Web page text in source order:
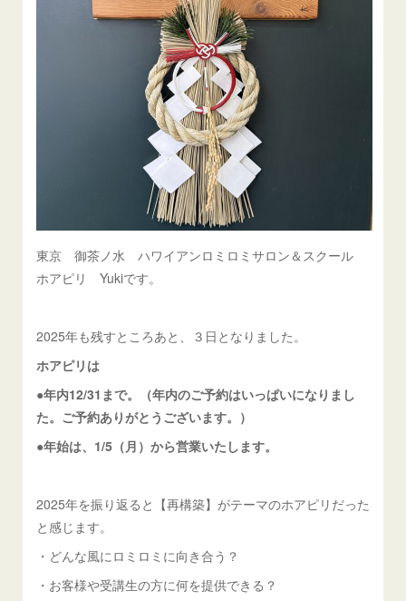
東京 御茶ノ水 ハワイアンロミロミサロン＆スクール
ホアピリ Yukiです。
2025年も残すところあと、３日となりました。
ホアピリは
●年内12/31まで。（年内のご予約はいっぱいになりまし
た。ご予約ありがとうございます。）
●年始は、1/5（月）から営業いたします。
2025年を振り返ると【再構築】がテーマのホアピリだった
と感じます。
・どんな風にロミロミに向き合う？
・お客様や受講生の方に何を提供できる？